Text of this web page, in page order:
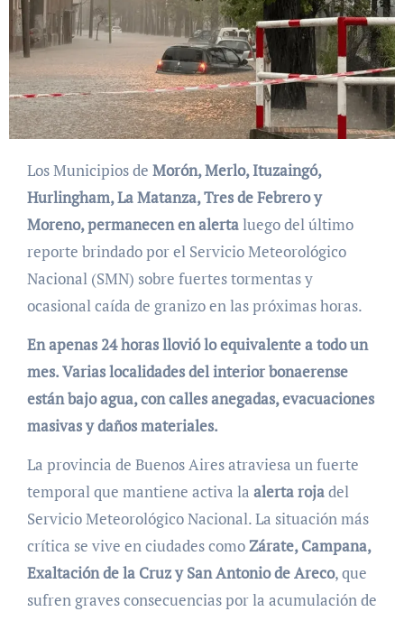
Los Municipios de Morón, Merlo, Ituzaingó,
Hurlingham, La Matanza, Tres de Febrero y
Moreno, permanecen en alertaluego del último
reporte brindado por el Servicio Meteorológico
Nacional (SMN) sobre fuertes tormentas y
ocasional caída de granizo en las próximas horas.
En apenas 24 horas llovió lo equivalente a todo un
mes. Varias localidades del interior bonaerense
están bajo agua, con calles anegadas, evacuaciones
masivas y daños materiales.
La provincia de Buenos Aires atraviesa un fuerte
temporal que mantiene activa la alerta rojadel
Servicio Meteorológico Nacional. La situación más
crítica se vive en ciudades comoZárate, Campana,
Exaltación de la Cruz y San Antonio de Areco, que
sufren graves consecuencias por la acumulación de